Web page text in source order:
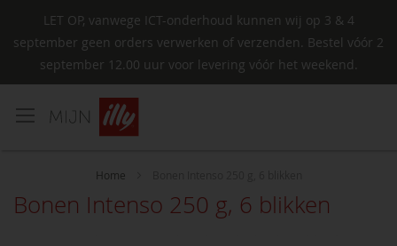
LET OP, vanwege ICT-onderhoud kunnen wij op 3 & 4
september geen orders verwerken of verzenden. Bestel vóór 2
september 12.00 uur voor levering vóór het weekend.
Home
Bonen Intenso 250 g, 6 blikken